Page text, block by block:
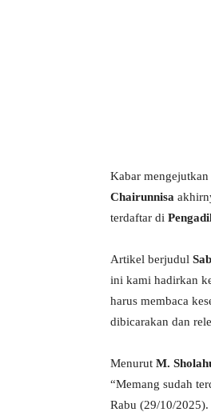
Kabar
Chairunnisa
terdaftar di
Artikel berjudul
ini kami hadirkan
harus membaca
dibicarakan dan
Menurut M.
“Memang sudah
Rabu (29/10/2025).